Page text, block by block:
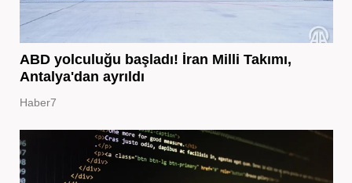
ABD yolculuğu başladı! İran Milli Takımı,
Antalya'dan ayrıldı
Haber7